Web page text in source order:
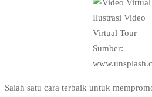
Ilustrasi Video
Virtual Tour –
Sumber:
Salah satu cara terbaik untuk